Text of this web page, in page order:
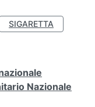
SIGARETTA
Nazionale